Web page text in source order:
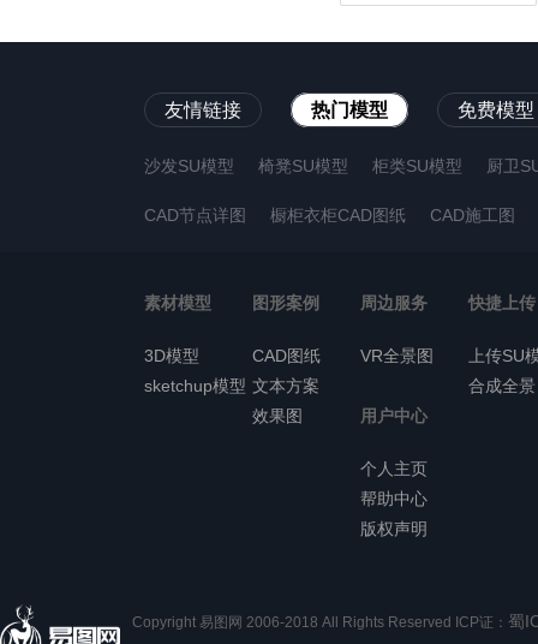
友情链接 热门模型 免费模型
沙发SU模型 椅凳SU模型 柜类SU模型 厨卫
CAD节点详图 橱柜衣柜CAD图纸 CAD施工图
素材模型
3D模型
sketchup模型
图形案例
CAD图纸
文本方案
效果图
周边服务
VR全景图
快捷上传
上传SU
合成全景
用户中心
个人主页
帮助中心
版权声明
Copyright 易图网 2006-2018 All Rights Reserved ICP证： 蜀